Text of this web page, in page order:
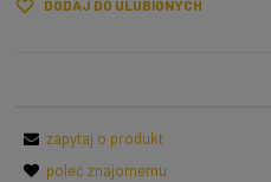
DODAJ DO ULUBIONYCH
zapytaj o produkt
poleć znajomemu